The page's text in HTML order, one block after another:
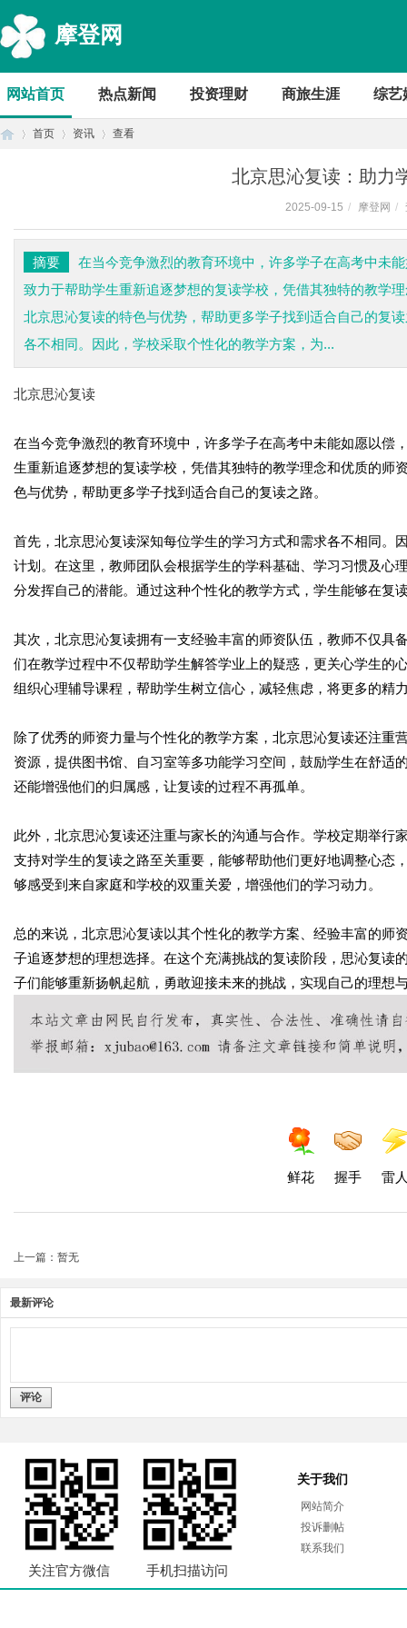
摩登网
网站首页 热点新闻 投资理财 商旅生涯 综艺
首页 资讯 查看
北京思沁复读：助力
2025-09-15 / 摩登网 /
摘要
在当今竞争激烈的教育环境中，许多学子在高考中未
致力于帮助学生重新追逐梦想的复读学校，凭借其独特的教学
北京思沁复读的特色与优势，帮助更多学子找到适合自己的复
各不相同。因此，学校采取个性化的教学方案，为...
北京思沁复读
在当今竞争激烈的教育环境中，许多学子在高考中未能如愿以偿
生重新追逐梦想的复读学校，凭借其独特的教学理念和优质的师
色与优势，帮助更多学子找到适合自己的复读之路。
首先，北京思沁复读深知每位学生的学习方式和需求各不相同。
计划。在这里，教师团队会根据学生的学科基础、学习习惯及心
分发挥自己的潜能。通过这种个性化的教学方式，学生能够在复
其次，北京思沁复读拥有一支经验丰富的师资队伍，教师不仅具
们在教学过程中不仅帮助学生解答学业上的疑惑，更关心学生的
组织心理辅导课程，帮助学生树立信心，减轻焦虑，将更多的精
除了优秀的师资力量与个性化的教学方案，北京思沁复读还注
资源，提供图书馆、自习室等多功能学习空间，鼓励学生在舒
还能增强他们的归属感，让复读的过程不再孤单。
此外，北京思沁复读还注重与家长的沟通与合作。学校定期举
支持对学生的复读之路至关重要，能够帮助他们更好地调整心态
够感受到来自家庭和学校的双重关爱，增强他们的学习动力。
总的来说，北京思沁复读以其个性化的教学方案、经验丰富的
子追逐梦想的理想选择。在这个充满挑战的复读阶段，思沁复读
子们能够重新扬帆起航，勇敢迎接未来的挑战，实现自己的理想
鲜花 握手 雷
上一篇：暂无
最新评论
评论
关注官方微信 手机扫描访问
关于我们
网站简介
投诉删帖
联系我们